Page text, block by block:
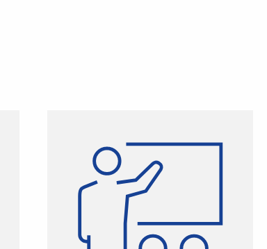
procesu tvojho učenia počas
celej doby vzdelávania vďaka
rôznym školeniam a
seminárom určeným
špeciálne pre praktikantov a